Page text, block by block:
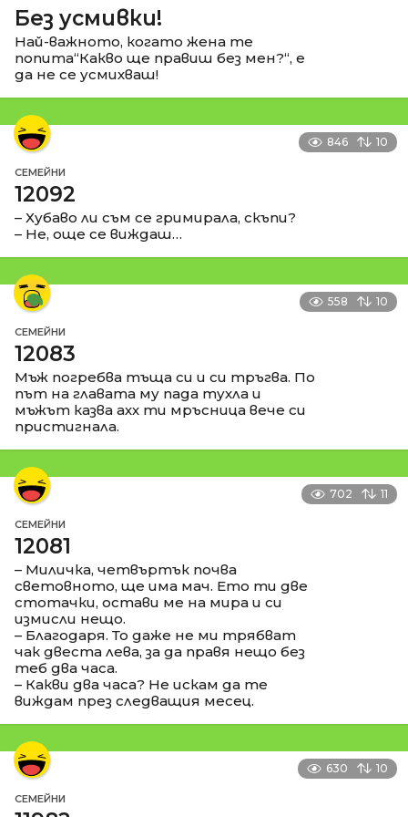
Без усмивки!
Най-важното, когато жена те
попита“Какво ще правиш без мен?“, е
да не се усмихваш!
846 10
СЕМЕЙНИ
12092
– Хубаво ли съм се гримирала, скъпи?
– Не, още се виждаш…
558 10
СЕМЕЙНИ
12083
Мъж погребва тъща си и си тръгва. По
път на главата му пада тухла и
мъжът казва ахх ти мръсница вече си
пристигнала.
702 11
СЕМЕЙНИ
12081
– Миличка, четвъртък почва
световното, ще има мач. Ето ти две
стотачки, остави ме на мира и си
измисли нещо.
– Благодаря. То даже не ми трябват
чак двеста лева, за да правя нещо без
теб два часа.
– Какви два часа? Не искам да те
виждам през следващия месец.
630 10
СЕМЕЙНИ